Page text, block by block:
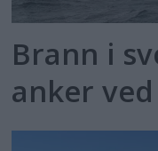
Brann i
anker